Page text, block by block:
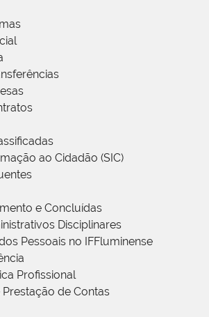
ao Cidadão (SIC)
e Concluídas
Disciplinares
Pessoais no IFFluminense
Profissional
de Contas